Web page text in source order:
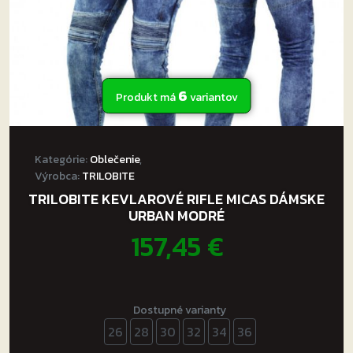
produktu.
Produkt má6variantov
Kategórie:Oblečenie,
Výrobca:TRILOBITE
TRILOBITE KEVLAROVÉ RIFLE MICAS DÁMSKE
URBAN MODRÉ
157,45€
Dostupné varianty
26 28 30 32 34 36